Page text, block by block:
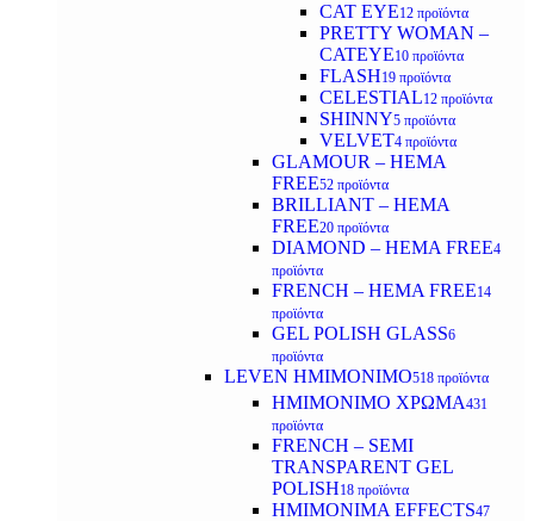
CAT EYE12 προϊόντα
PRETTY WOMAN –
CATEYE10 προϊόντα
FLASH19 προϊόντα
CELESTIAL12 προϊόντα
SHINNY5 προϊόντα
VELVET4 προϊόντα
GLAMOUR – HEMA
FREE52 προϊόντα
BRILLIANT – HEMA
FREE20 προϊόντα
DIAMOND – HEMA FREE4
προϊόντα
FRENCH – HEMA FREE14
προϊόντα
GEL POLISH GLASS6
προϊόντα
LEVEN ΗΜΙΜΟΝΙΜΟ518 προϊόντα
ΗΜΙΜΟΝΙΜΟ ΧΡΩΜΑ431
προϊόντα
FRENCH – SEMI
TRANSPARENT GEL
POLISH18 προϊόντα
HMIMONIMA EFFECTS47